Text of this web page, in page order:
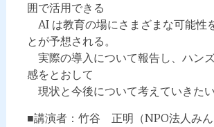
囲で活用できる
AI は教育の場にさまざまな可能性
とが予想される。
実際の導入について報告し、ハン
感をとおして
現状と今後について考えていきたい
■講演者：竹谷 正明（NPO法人みん